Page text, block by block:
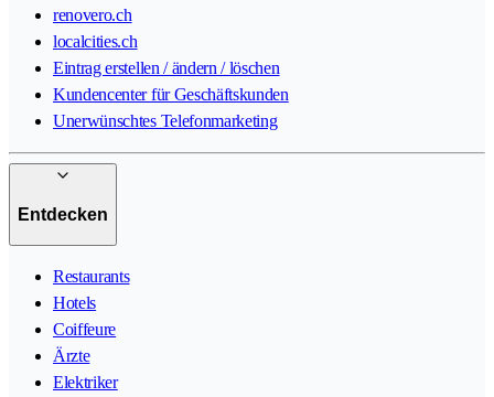
renovero.ch
localcities.ch
Eintrag erstellen / ändern / löschen
Kundencenter für Geschäftskunden
Unerwünschtes Telefonmarketing
Entdecken
Restaurants
Hotels
Coiffeure
Ärzte
Elektriker